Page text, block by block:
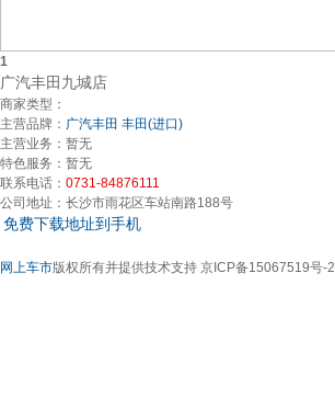
1
广汽丰田九城店
商家类型：
主营品牌： 广汽丰田 丰田(进口)
主营业务： 暂无
特色服务： 暂无
联系电话： 0731-84876111
公司地址： 长沙市雨花区车站南路188号
免费下载地址到手机
网上车市版权所有并提供技术支持 京ICP备15067519号-2